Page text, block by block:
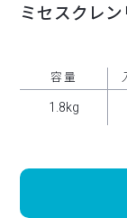
ミセスクレ
容量
1.8kg